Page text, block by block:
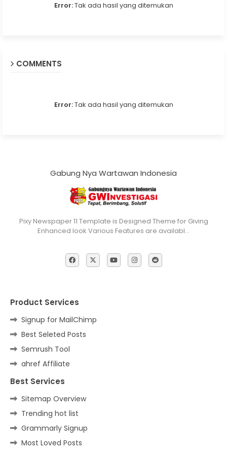
Error:Tak ada hasil yang ditemukan
COMMENTS
Error:Tak ada hasil yang ditemukan
Gabung Nya Wartawan Indonesia
Pixy Newspaper 11 Template is Designed Theme for Giving
Enhanced look Various Features are availabl…
Product Services
Signup for MailChimp
Best Seleted Posts
Semrush Tool
ahref Affiliate
Best Services
Sitemap Overview
Trending hot list
Grammarly Signup
Most Loved Posts